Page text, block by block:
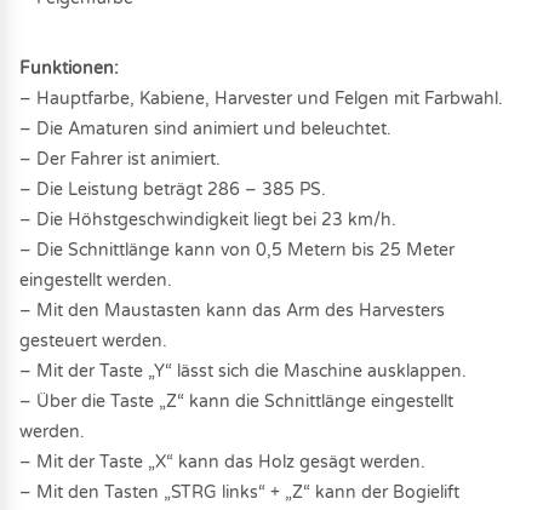
Funktionen:
– Hauptfarbe, Kabiene, Harvester und Felgen mit Farbwahl.
– Die Amaturen sind animiert und beleuchtet.
– Der Fahrer ist animiert.
– Die Leistung beträgt 286 – 385 PS.
– Die Höhstgeschwindigkeit liegt bei 23 km/h.
– Die Schnittlänge kann von 0,5 Metern bis 25 Meter
eingestellt werden.
– Mit den Maustasten kann das Arm des Harvesters
gesteuert werden.
– Mit der Taste „Y“ lässt sich die Maschine ausklappen.
– Über die Taste „Z“ kann die Schnittlänge eingestellt
werden.
– Mit der Taste „X“ kann das Holz gesägt werden.
– Mit den Tasten „STRG links“ + „Z“ kann der Bogielift